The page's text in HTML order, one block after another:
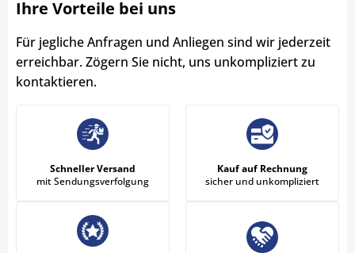
Ihre Vorteile bei uns
Für jegliche Anfragen und Anliegen sind wir jederzeit
erreichbar. Zögern Sie nicht, uns unkompliziert zu
kontaktieren.
Schneller Versand
mit Sendungsverfolgung
Kauf auf Rechnung
sicher und unkompliziert